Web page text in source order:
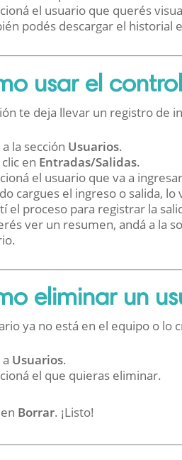
el usuario que querés
podés descargar el historial
usar el
te deja llevar un registro de
la sección Usuarios.
en Entradas/Salidas.
el usuario que va a
cargues el ingreso o salida,
el proceso para registrar la
ver un resumen, andá a la
eliminar un
ya no está en el equipo o
Usuarios.
el que quieras eliminar.
Borrar. ¡Listo!